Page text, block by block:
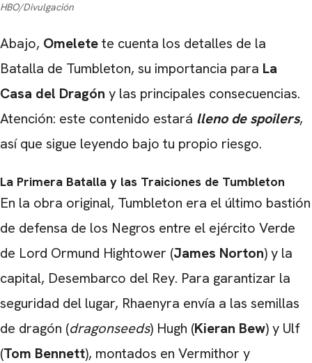
HBO/Divulgación
Abajo, Omeletete cuenta los detalles de la
Batalla de Tumbleton, su importancia para La
Casa del Dragón y las principales consecuencias.
Atención: este contenido estará lleno de spoilers,
así que sigue leyendo bajo tu propio riesgo.
La Primera Batalla y las Traiciones de Tumbleton
En la obra original, Tumbleton era el último bastión
de defensa de los Negros entre el ejército Verde
de Lord Ormund Hightower (James Norton) y la
capital, Desembarco del Rey. Para garantizar la
seguridad del lugar, Rhaenyra envía a las semillas
de dragón (dragonseeds) Hugh (Kieran Bew) y Ulf
(Tom Bennett), montados en Vermithor y